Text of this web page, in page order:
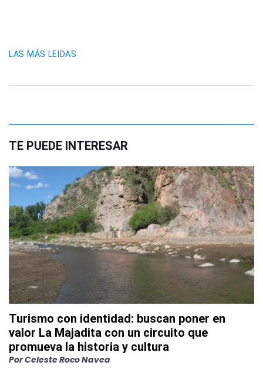
LAS MÁS LEIDAS
TE PUEDE INTERESAR
Turismo con identidad: buscan poner en
valor La Majadita con un circuito que
promueva la historia y cultura
PorCeleste Roco Navea